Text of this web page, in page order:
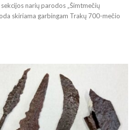
narių parodos „Šimtmečių
skiriama garbingam Trakų 700-mečio